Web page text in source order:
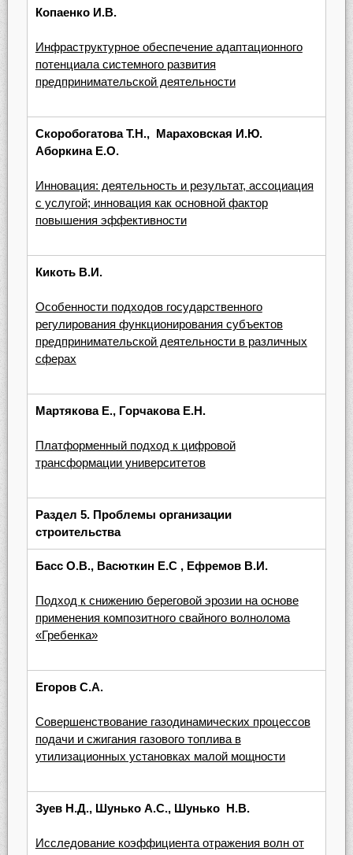
Копаенко И.В.
Инфраструктурное обеспечение адаптационного
потенциала системного развития
предпринимательской деятельности
Скоробогатова Т.Н., Мараховская И.Ю.
Аборкина Е.О.
Инновация: деятельность и результат, ассоциация
с услугой; инновация как основной фактор
повышения эффективности
Кикоть В.И.
Особенности подходов государственного
регулирования функционирования субъектов
предпринимательской деятельности в различных
сферах
Мартякова Е., Горчакова Е.Н.
Платформенный подход к цифровой
трансформации университетов
Раздел 5. Проблемы организации
строительства
Басс О.В., Васюткин Е.С , Ефремов В.И.
Подход к снижению береговой эрозии на основе
применения композитного свайного волнолома
«Гребенка»
Егоров С.А.
Совершенствование газодинамических процессов
подачи и сжигания газового топлива в
утилизационных установках малой мощности
Зуев Н.Д., Шунько А.С., Шунько Н.В.
Исследование коэффициента отражения волн от